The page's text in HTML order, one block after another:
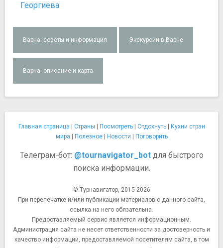
Георгиева
Варна: советы и информация Экскурсии в Варне
Варна: описание и карта
Главная страница Страны Посмотреть| Отдохнуть|
Кухни стран
мира
Полезное| Новости Поговорить
Телеграм-бот: @tournavigator_botдля быстрого
поиска информации.
© Турнавигатор, 2015-2026
При перепечатке и/или публикации материалов с данного сайта,
ссылка на него обязательна.
Предоставляемый сервис является информационным.
Администрация сайта не несет ответственности за достоверность и
качество информации, предоставляемой посетителям сайта, в том